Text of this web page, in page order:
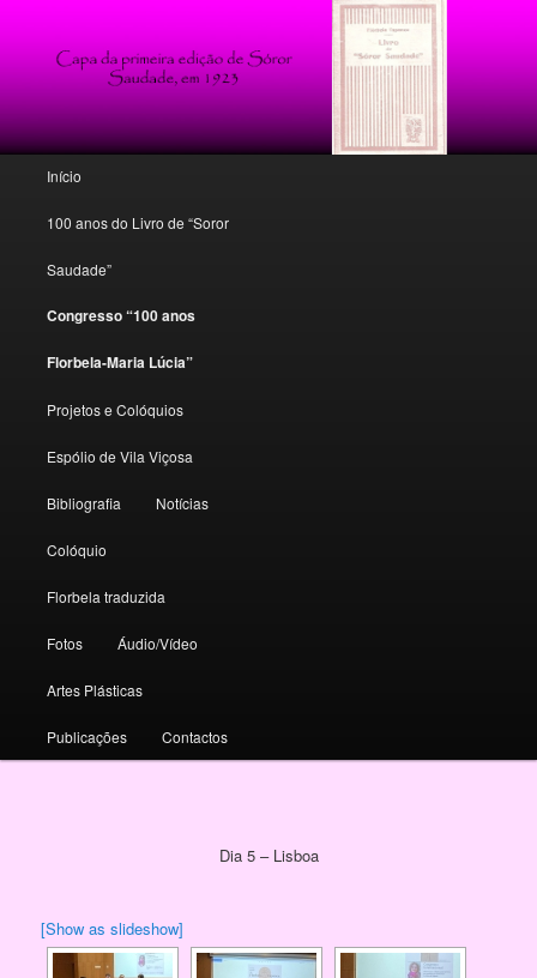
Florbela Espanca: o espólio de um
mito
Saltar para o conteúdo primário
Saltar para o conteúdo secundário
Início
100 anos do Livro de “Soror
Saudade”
Congresso “100 anos
Florbela-Maria Lúcia”
Projetos e Colóquios
Espólio de Vila Viçosa
Bibliografia Notícias
Colóquio
Florbela traduzida
Fotos Áudio/Vídeo
Artes Plásticas
Publicações Contactos
Dia 5 – Lisboa
[Show as slideshow]